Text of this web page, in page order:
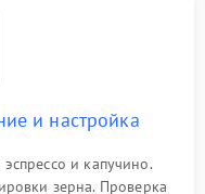
и настройка
и капучино.
зерна. Проверка